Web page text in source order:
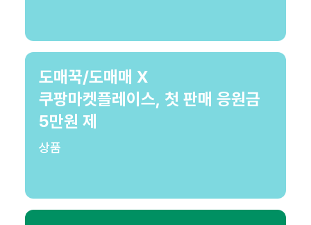
도매꾹/도매매 X
쿠팡마켓플레이스, 첫 판매 응원금
5만원 제
상품